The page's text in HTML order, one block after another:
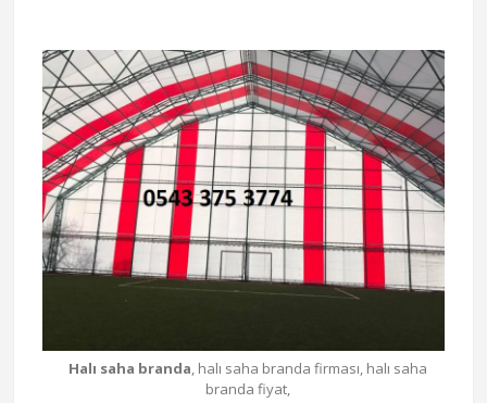
Halı saha branda, halı saha branda firması, halı saha
branda fiyat,